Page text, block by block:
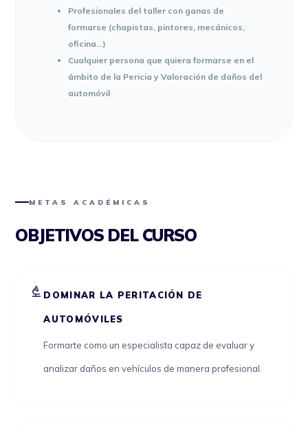
Profesionales del taller con ganas de
formarse (chapistas, pintores, mecánicos,
oficina…)
Cualquier persona que quiera formarse en el
ámbito de la Pericia y Valoración de daños del
automóvil
METAS ACADÉMICAS
OBJETIVOS DEL CURSO
biotech DOMINAR LA PERITACIÓN DE
AUTOMÓVILES
Formarte como un especialista capaz de evaluar y
analizar daños en vehículos de manera profesional.